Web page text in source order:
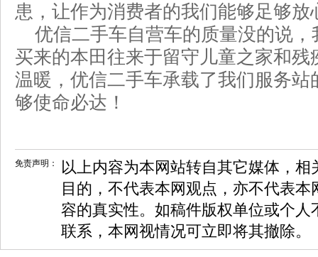
患，让作为消费者的我们能够足够放
优信二手车自营车的质量没的说
买来的本田往来于留守儿童之家和
温暖，优信二手车承载了我们服务
够使命必达！
免责声明：
以上内容为本网站转自其它媒体，
目的，不代表本网观点，亦不代表
容的真实性。如稿件版权单位或个
联系，本网视情况可立即将其撤除。